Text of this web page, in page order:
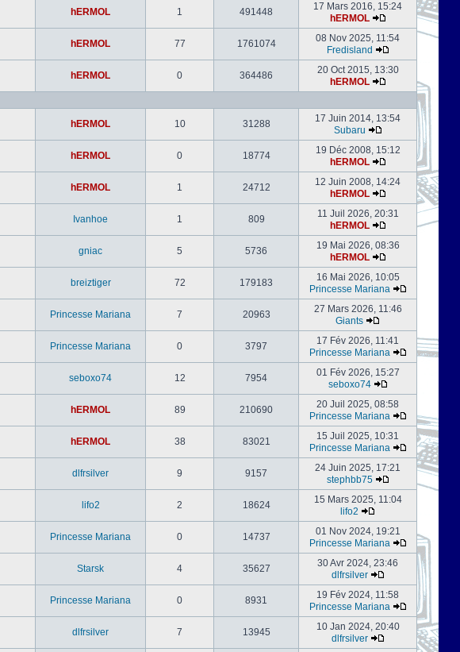
hERMOL 1 491448
17 Mars 2016, 15:24
hERMOL
hERMOL 77 1761074
08 Nov 2025, 11:54
Fredisland
hERMOL 0 364486
20 Oct 2015, 13:30
hERMOL
hERMOL 10 31288
17 Juin 2014, 13:54
Subaru
hERMOL 0 18774
19 Déc 2008, 15:12
hERMOL
hERMOL 1 24712
12 Juin 2008, 14:24
hERMOL
Ivanhoe 1 809
11 Juil 2026, 20:31
hERMOL
gniac 5 5736
19 Mai 2026, 08:36
hERMOL
breiztiger 72 179183
16 Mai 2026, 10:05
Princesse Mariana
Princesse Mariana 7 20963
27 Mars 2026, 11:46
Giants
Princesse Mariana 0 3797
17 Fév 2026, 11:41
Princesse Mariana
seboxo74 12 7954
01 Fév 2026, 15:27
seboxo74
hERMOL 89 210690
20 Juil 2025, 08:58
Princesse Mariana
hERMOL 38 83021
15 Juil 2025, 10:31
Princesse Mariana
dlfrsilver 9 9157
24 Juin 2025, 17:21
stephbb75
lifo2 2 18624
15 Mars 2025, 11:04
lifo2
Princesse Mariana 0 14737
01 Nov 2024, 19:21
Princesse Mariana
Starsk 4 35627
30 Avr 2024, 23:46
dlfrsilver
Princesse Mariana 0 8931
19 Fév 2024, 11:58
Princesse Mariana
dlfrsilver 7 13945
10 Jan 2024, 20:40
dlfrsilver